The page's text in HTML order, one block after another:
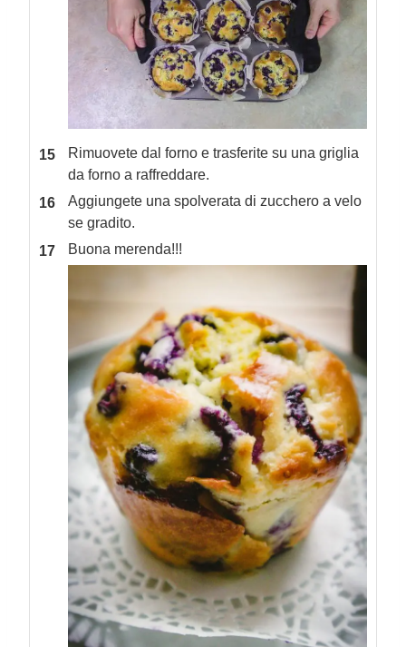
Rimuovete dal forno e trasferite su una griglia
da forno a raffreddare.
Aggiungete una spolverata di zucchero a velo
se gradito.
Buona merenda!!!